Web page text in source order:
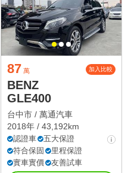
87 萬 加入比較
BENZ
GLE400
台中市 / 萬通汽車
2018年 / 43,192km
認證車
五大保證
符合保固
里程保證
實車實價
友善試車